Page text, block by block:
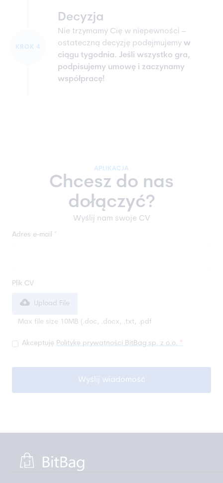
KROK 4
Decyzja
Nie trzymamy Cię w niepewności –
ostateczną decyzję podejmujemy w
ciągu tygodnia. Jeśli wszystko gra,
podpisujemy umowę i zaczynamy
współpracę!
APLIKACJA
Chcesz do nas
dołączyć?
Wyślij nam swoje CV
Adres e-mail *
Plik CV
Upload File
Max file size 10MB ( .doc, .docx, .txt, .pdf
Akceptuję Politykę prywatności BitBag sp. z o.o. *